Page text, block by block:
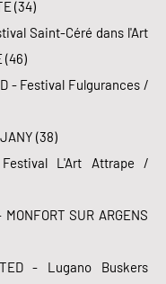
(34)
Saint-Céré dans l'Art
(46)
- Festival Fulgurances /
(38)
L'Art Attrape /
SUR ARGENS
- Lugano Buskers